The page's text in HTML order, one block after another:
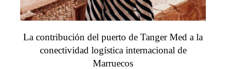
La contribución del puerto de Tanger Med a la
conectividad logística internacional de
Marruecos